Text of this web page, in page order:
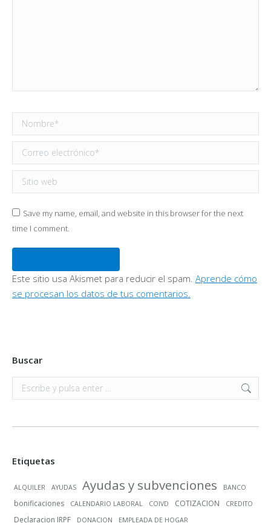
Nombre *
Correo electrónico *
Sitio web
Save my name, email, and website in this browser for the next
time I comment.
Este sitio usa Akismet para reducir el spam. Aprende cómo
se procesan los datos de tus comentarios.
Buscar
Buscar:
Etiquetas
ALQUILER AYUDAS Ayudas y subvenciones BANCO
bonificaciones CALENDARIO LABORAL COIVD COTIZACION CREDITO
Declaracion IRPF DONACION EMPLEADA DE HOGAR